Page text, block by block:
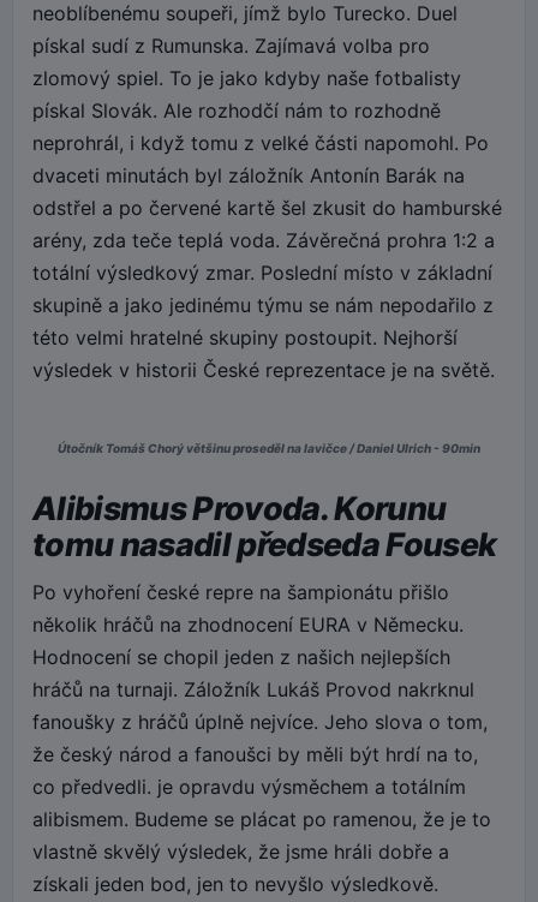
neoblíbenému soupeři, jímž bylo Turecko. Duel
pískal sudí z Rumunska. Zajímavá volba pro
zlomový spiel. To je jako kdyby naše fotbalisty
pískal Slovák. Ale rozhodčí nám to rozhodně
neprohrál, i když tomu z velké části napomohl. Po
dvaceti minutách byl záložník Antonín Barák na
odstřel a po červené kartě šel zkusit do hamburské
arény, zda teče teplá voda. Závěrečná prohra 1:2 a
totální výsledkový zmar. Poslední místo v základní
skupině a jako jedinému týmu se nám nepodařilo z
této velmi hratelné skupiny postoupit. Nejhorší
výsledek v historii České reprezentace je na světě.
Útočník Tomáš Chorý většinu proseděl na lavičce / Daniel Ulrich - 90min
Alibismus Provoda. Korunu
tomu nasadil předseda Fousek
Po vyhoření české repre na šampionátu přišlo
několik hráčů na zhodnocení EURA v Německu.
Hodnocení se chopil jeden z našich nejlepších
hráčů na turnaji. Záložník Lukáš Provod nakrknul
fanoušky z hráčů úplně nejvíce. Jeho slova o tom,
že český národ a fanoušci by měli být hrdí na to,
co předvedli. je opravdu výsměchem a totálním
alibismem. Budeme se plácat po ramenou, že je to
vlastně skvělý výsledek, že jsme hráli dobře a
získali jeden bod, jen to nevyšlo výsledkově.